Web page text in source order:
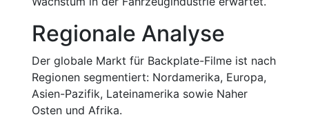
Regionale Analyse
Der globale Markt für Backplate-Filme ist nach
Regionen segmentiert: Nordamerika, Europa,
Asien-Pazifik, Lateinamerika sowie Naher
Osten und Afrika.